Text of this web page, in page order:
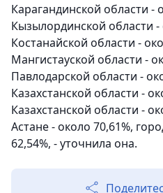
Карагандинской области -
Кызылординской области -
Костанайской области -
Мангистауской области -
Павлодарской области -
Казахстанской области -
Казахстанской области -
Астане - около 70,61%,
62,54%, - уточнила она.